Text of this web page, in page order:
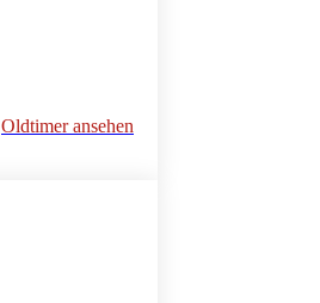
Oldtimer ansehen